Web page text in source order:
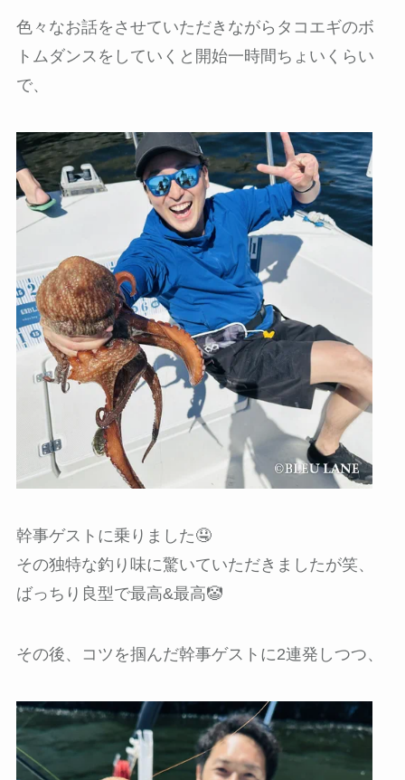
色々なお話をさせていただきながらタコエギのボ
トムダンスをしていくと開始一時間ちょいくらい
で、
幹事ゲストに乗りました🤤
その独特な釣り味に驚いていただきましたが笑、
ばっちり良型で最高&最高🤡
その後、コツを掴んだ幹事ゲストに2連発しつつ、